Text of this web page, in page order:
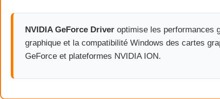
NVIDIA GeForce Driver optimise les performances
graphique et la compatibilité Windows des cartes
GeForce et plateformes NVIDIA ION.